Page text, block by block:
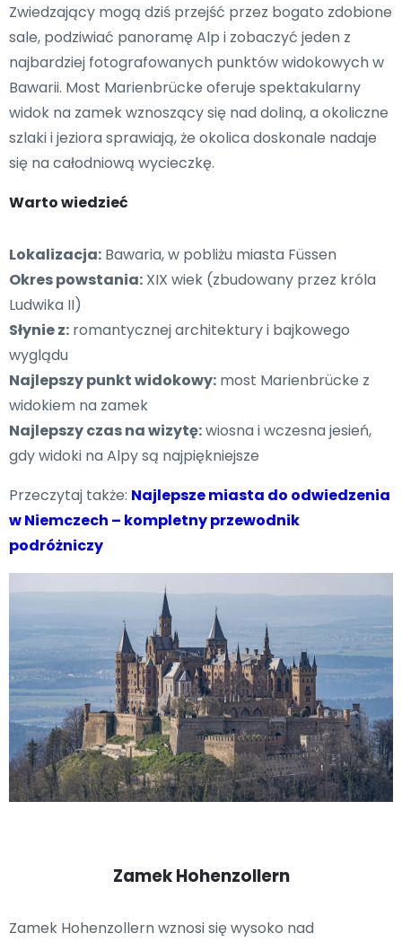
Zwiedzający mogą dziś przejść przez bogato zdobione
sale, podziwiać panoramę Alp i zobaczyć jeden z
najbardziej fotografowanych punktów widokowych w
Bawarii. Most Marienbrücke oferuje spektakularny
widok na zamek wznoszący się nad doliną, a okoliczne
szlaki i jeziora sprawiają, że okolica doskonale nadaje
się na całodniową wycieczkę.
Warto wiedzieć
Lokalizacja: Bawaria, w pobliżu miasta Füssen
Okres powstania: XIX wiek (zbudowany przez króla
Ludwika II)
Słynie z: romantycznej architektury i bajkowego
wyglądu
Najlepszy punkt widokowy: most Marienbrücke z
widokiem na zamek
Najlepszy czas na wizytę:wiosna i wczesna jesień,
gdy widoki na Alpy są najpiękniejsze
Przeczytaj także: Najlepsze miasta do odwiedzenia
w Niemczech – kompletny przewodnik
podróżniczy
Zamek Hohenzollern
Zamek Hohenzollern wznosi się wysoko nad